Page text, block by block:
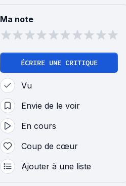
Ma note
ÉCRIRE UNE CRITIQUE
Vu
Envie de le voir
En cours
Coup de cœur
Ajouter à une liste